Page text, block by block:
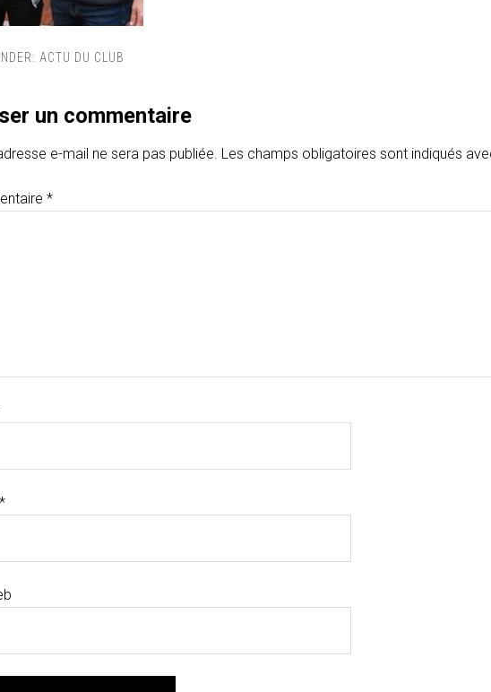
ACTU DU CLUB
un commentaire
e-mail ne sera pas publiée. Les champs obligatoires sont indiqués
*
*